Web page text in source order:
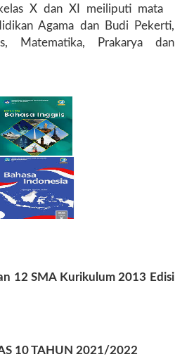
X dan XI meiliputi mata
Agama dan Budi Pekerti,
Matematika, Prakarya dan
12 SMA Kurikulum 2013 Edisi
10 TAHUN 2021/2022